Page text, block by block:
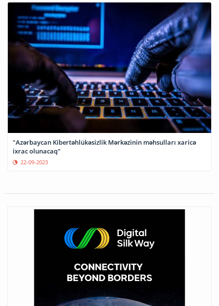
"Azərbaycan Kibertəhlükəsizlik Mərkəzinin məhsulları xaricə
ixrac olunacaq"
22-09-2023